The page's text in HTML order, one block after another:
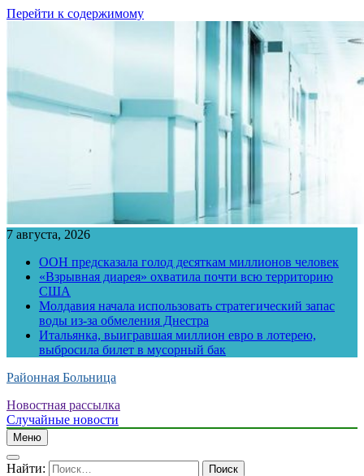
Перейти к содержимому
7 августа, 2026
ООН предсказала голод десяткам миллионов человек
«Взрывная диарея» охватила почти всю территорию
США
Молдавия начала использовать стратегический запас
воды из-за обмеления Днестра
Итальянка, выигравшая миллион евро в лотерею,
выбросила билет в мусорный бак
Районная Больница
Новостная рассылка
Случайные новости
Меню
Найти: